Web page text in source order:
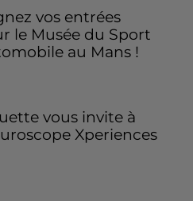
vos entrées
le Musée du Sport
au Mans !
vous invite à
Xperiences